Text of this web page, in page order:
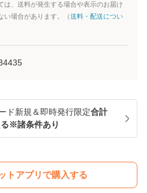
、送料が発生する場合や表示のお届け
い場合があります。（送料・配送につい
ド新規＆即時発行限定合計
※諸条件あり
トアプリで購入する